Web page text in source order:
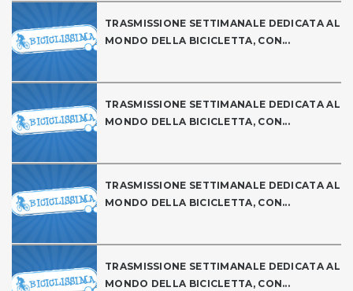
TRASMISSIONE SETTIMANALE DEDICATA AL
MONDO DELLA BICICLETTA, CON...
TRASMISSIONE SETTIMANALE DEDICATA AL
MONDO DELLA BICICLETTA, CON...
TRASMISSIONE SETTIMANALE DEDICATA AL
MONDO DELLA BICICLETTA, CON...
TRASMISSIONE SETTIMANALE DEDICATA AL
MONDO DELLA BICICLETTA, CON...